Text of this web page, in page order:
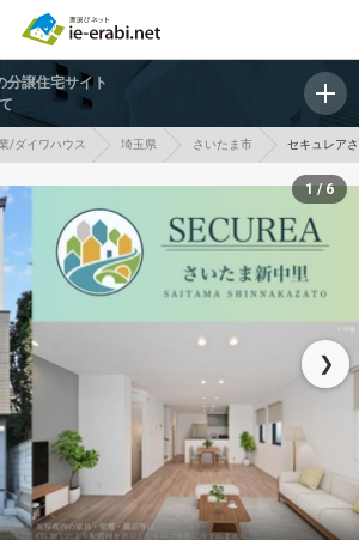
分譲住宅サイト
/ダイワハウス 埼玉県 さいたま市 セキュレア
❯
1 / 6